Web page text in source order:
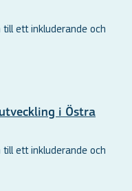
ett inkluderande och
i Östra
ett inkluderande och